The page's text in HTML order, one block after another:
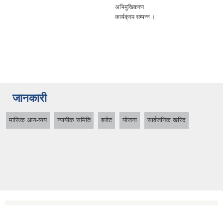
जानकारी
मासिक आय-व्यय न्यायीक समिति बजेट योजना सार्वजनिक खरिद